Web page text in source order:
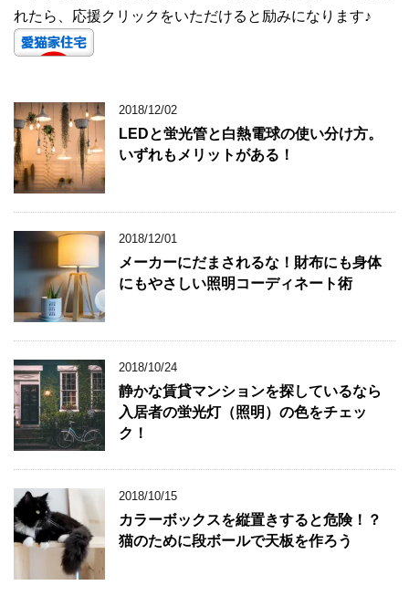
れたら、応援クリックをいただけると励みになります♪
2018/12/02
LEDと蛍光管と白熱電球の使い分け方。
いずれもメリットがある！
2018/12/01
メーカーにだまされるな！財布にも身体
にもやさしい照明コーディネート術
2018/10/24
静かな賃貸マンションを探しているなら
入居者の蛍光灯（照明）の色をチェッ
ク！
2018/10/15
カラーボックスを縦置きすると危険！？
猫のために段ボールで天板を作ろう